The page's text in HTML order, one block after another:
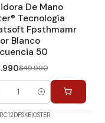
De Mano
Tecnología
Fpsthmamr
Blanco
50
$49.990
|OSTER